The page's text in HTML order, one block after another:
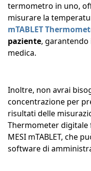
termometro in uno,
misurare la
mTABLET
paziente, garantendo
medica.
Inoltre, non avrai
concentrazione per
risultati delle
Thermometer digitale
MESI mTABLET, che
software di